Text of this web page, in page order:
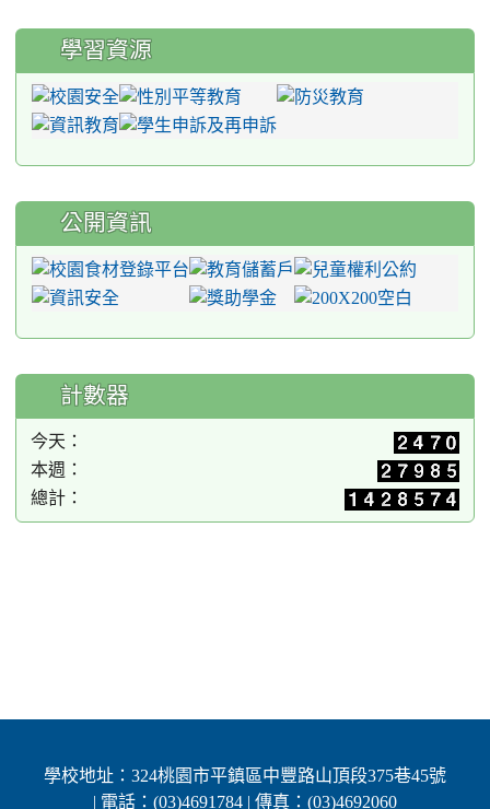
學習資源
公開資訊
計數器
今天：
本週：
總計：
學校地址：324桃園市平鎮區中豐路山頂段375巷45號
| 電話：(03)4691784 | 傳真：(03)4692060